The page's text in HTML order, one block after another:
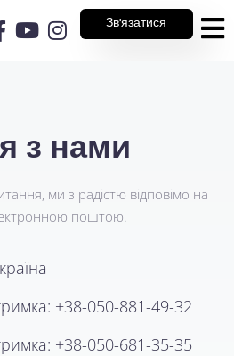
Зв'язатися
з нами
ми з радістю відповімо на
поштою.
+38-050-881-49-32
+38-050-681-35-35